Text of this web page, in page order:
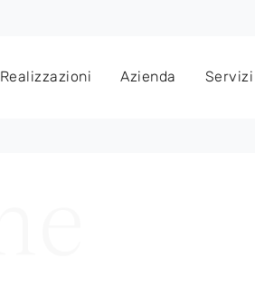
Realizzazioni Azienda Servizi